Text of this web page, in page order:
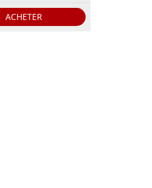
ACHETER